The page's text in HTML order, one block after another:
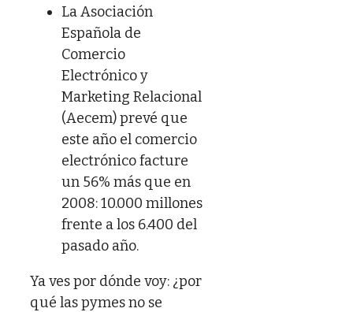
La Asociación
Española de
Comercio
Electrónico y
Marketing Relacional
(Aecem) prevé que
este año el comercio
electrónico facture
un 56% más que en
2008: 10.000 millones
frente a los 6.400 del
pasado año.
Ya ves por dónde voy: ¿por
qué las pymes no se